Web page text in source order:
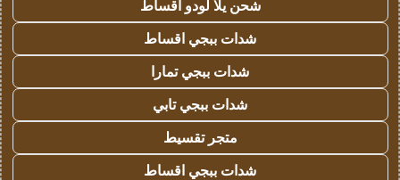
شحن يلا لودو اقساط
شدات ببجي اقساط
شدات ببجي تمارا
شدات ببجي تابي
متجر تقسيط
شدات ببجي اقساط